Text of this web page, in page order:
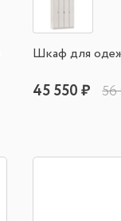
Шкаф для
45 550 ₽ 56